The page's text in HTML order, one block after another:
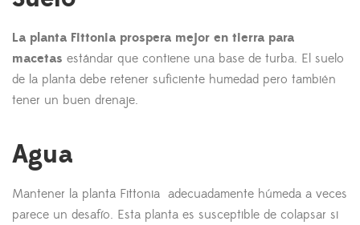
La planta Fittonia prospera mejor en tierra para
macetas estándar que contiene una base de turba. El suelo
de la planta debe retener suficiente humedad pero también
tener un buen drenaje.
Agua
Mantener la planta Fittonia adecuadamente húmeda a veces
parece un desafío. Esta planta es susceptible de colapsar si